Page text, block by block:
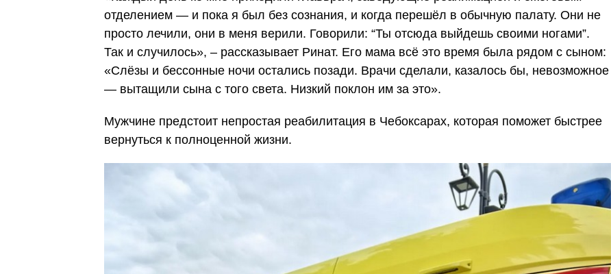
отделением — и пока я был без сознания, и когда перешёл в обычную палату. Они не
просто лечили, они в меня верили. Говорили: “Ты отсюда выйдешь своими ногами”.
Так и случилось», – рассказывает Ринат. Его мама всё это время была рядом с сыном:
«Слёзы и бессонные ночи остались позади. Врачи сделали, казалось бы, невозможное
— вытащили сына с того света. Низкий поклон им за это».
Мужчине предстоит непростая реабилитация в Чебоксарах, которая поможет быстрее
вернуться к полноценной жизни.